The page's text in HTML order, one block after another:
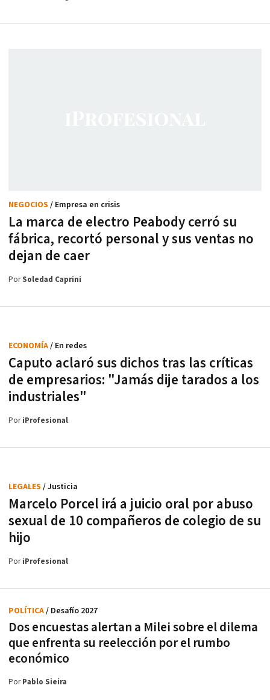
La marca de electro Peabody cerró su
fábrica, recortó personal y sus ventas no
dejan de caer
NEGOCIOS / Empresa en crisis
PorSoledad Caprini
Caputo aclaró sus dichos tras las críticas
de empresarios: "Jamás dije tarados a los
industriales"
ECONOMÍA/ En redes
PoriProfesional
Marcelo Porcel irá a juicio oral por abuso
sexual de 10 compañeros de colegio de su
hijo
LEGALES / Justicia
PoriProfesional
Dos encuestas alertan a Milei sobre el dilema
que enfrenta su reelección por el rumbo
económico
POLÍTICA/ Desafío 2027
PorPablo Sieira